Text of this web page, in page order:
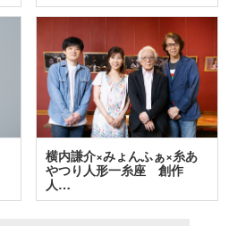
横内謙介×みょんふぁ×糸あ
やつり人形一糸座 創作
人…